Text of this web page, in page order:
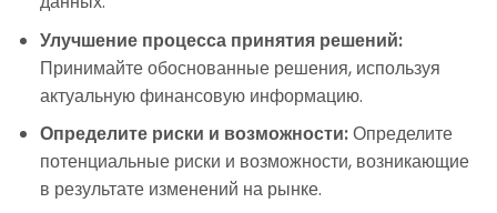
Улучшение процесса принятия решений:
Принимайте обоснованные решения, используя
актуальную финансовую информацию.
Определите риски и возможности:Определите
потенциальные риски и возможности, возникающие
в результате изменений на рынке.